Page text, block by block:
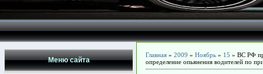
Меню сайта
Главная » 2009 » Ноябрь » 15 » ВС РФ
определение опьянения водителей по